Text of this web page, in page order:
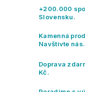
+200.000
Slovensku.
Kamenná
Navštivte nás.
Doprava
Kč.